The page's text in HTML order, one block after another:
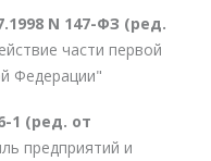
N 147-ФЗ (ред.
части первой
Федерации"
1 (ред. от
предприятий и